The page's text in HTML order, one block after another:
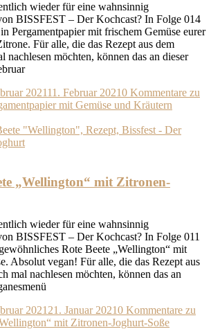
wieder für eine wahnsinnig
BISSFEST – Der Kochcast? In Folge 014
Pergamentpapier mit frischem Gemüse eurer
Für alle, die das Rezept aus dem
nachlesen möchten, können das an dieser
202111. Februar 20210 Kommentare zu
mit Gemüse und Kräutern
„Wellington“ mit Zitronen-
wieder für eine wahnsinnig
BISSFEST – Der Kochcast? In Folge 011
Rote Beete „Wellington“ mit
Absolut vegan! Für alle, die das Rezept aus
mal nachlesen möchten, können das an
2021 21. Januar 20210 Kommentare zu
mit Zitronen-Joghurt-Soße